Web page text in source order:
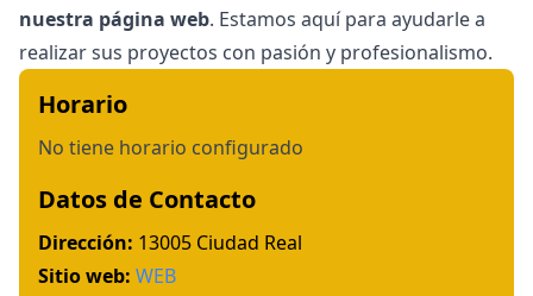
nuestra página web. Estamos aquí para ayudarle a
realizar sus proyectos con pasión y profesionalismo.
Horario
No tiene horario configurado
Datos de Contacto
Dirección: 13005 Ciudad Real
Sitio web: WEB